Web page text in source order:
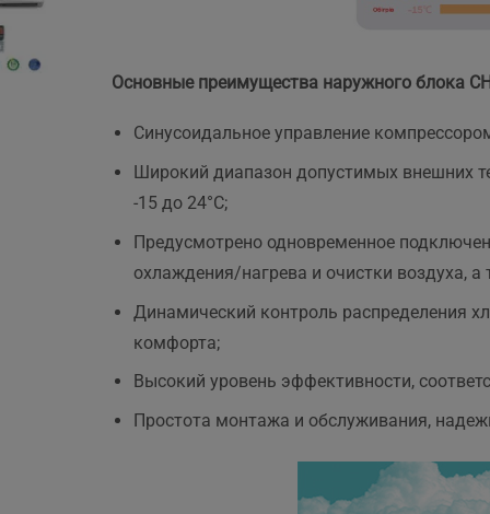
Основные преимущества наружного блока
Синусоидальное управление
Широкий диапазон допустимых внешних
-15 до 24°C;
Предусмотрено одновременное
охлаждения/нагрева и очистки воздуха,
Динамический контроль распределения
комфорта;
Высокий уровень эффективности,
Простота монтажа и обслуживания,